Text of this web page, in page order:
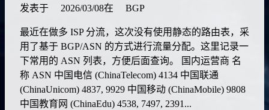
发表于 2026/03/08在 BGP
最近在做多 ISP 分流，这次没有使用静态的路由表，采
用了基于 BGP/ASN 的方式进行流量分配。这里记录一
下常用的 ASN 列表，方便后面查询。 国内运营商 名
称 ASN 中国电信 (ChinaTelecom) 4134 中国联通
(ChinaUnicom) 4837, 9929 中国移动 (ChinaMobile) 9808
中国教育网 (ChinaEdu) 4538, 7497, 2391...